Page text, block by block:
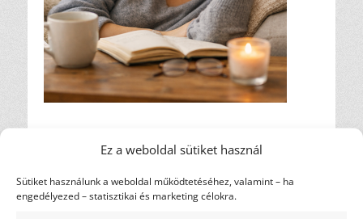
Ez a weboldal sütiket használ
Sütiket használunk a weboldal működtetéséhez, valamint – ha
engedélyezed – statisztikai és marketing célokra.
Bejegyzés
navigáció
Előző
bejegyzés
Elfogyott a motivációm!